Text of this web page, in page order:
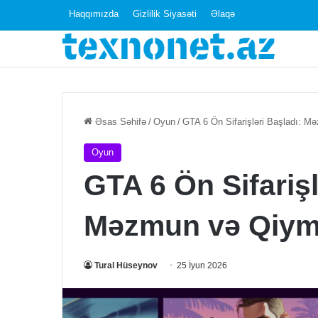
Haqqımızda Gizlilik Siyasəti Əlaqə
Əsas Səhifə / Oyun / GTA 6 Ön Sifarişləri Başladı:
Oyun
GTA 6 Ön
Məzmun və
Tural Hüseynov 25 İyun 2026
“Dubayski”
16 Noyabr 2023